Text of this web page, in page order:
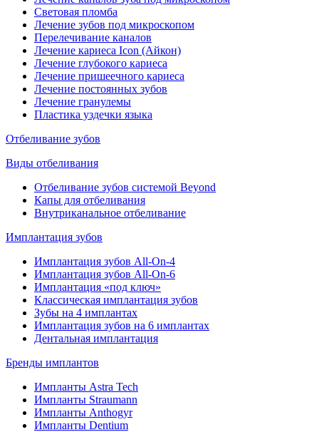
Световая пломба
Лечение зубов под микроскопом
Перелечивание каналов
Лечение кариеса Icon (Айкон)
Лечение глубокого кариеса
Лечение пришеечного кариеса
Лечение постоянных зубов
Лечение гранулемы
Пластика уздечки языка
Отбеливание зубов
Виды отбеливания
Отбеливание зубов системой Beyond
Капы для отбеливания
Внутриканальное отбеливание
Имплантация зубов
Имплантация зубов All-On-4
Имплантация зубов All-On-6
Имплантация «под ключ»
Классическая имплантация зубов
Зубы на 4 имплантах
Имплантация зубов на 6 имплантах
Дентальная имплантация
Бренды имплантов
Импланты Astra Tech
Импланты Straumann
Импланты Anthogyr
Импланты Dentium